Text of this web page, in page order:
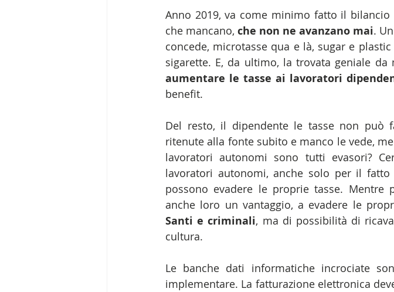
Anno 2019, va come minimo fatto il
che mancano, che non ne avanzano mai.
concede, microtasse qua e là, sugar e
aumentare le tasse ai lavoratori
benefit.
Del resto, il dipendente le tasse non può
ritenute alla fonte subito e manco le vede,
lavoratori autonomi sono tutti evasori?
lavoratori autonomi, anche solo per il
possono evadere le proprie tasse. Mentre
anche loro un vantaggio, a evadere le
Santi e criminali, ma di possibilità di
cultura.
Le banche dati informatiche incrociate
implementare. La fatturazione elettronica